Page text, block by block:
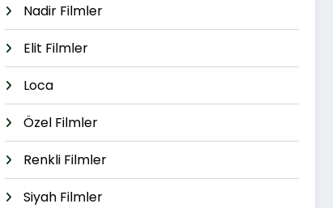
Nadir Filmler
Elit Filmler
Loca
Özel Filmler
Renkli Filmler
Siyah Filmler